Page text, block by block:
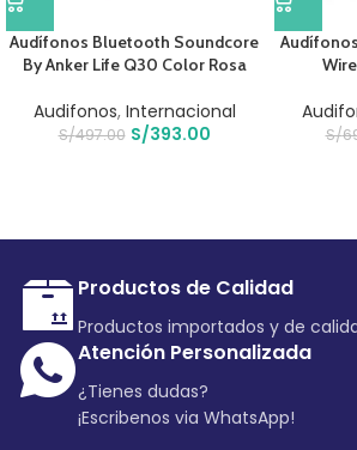
Audífonos Bluetooth Soundcore
By Anker Life Q30 Color Rosa
Audifonos, Internacional
S/497.00 S/393.00 S/
Productos de Calidad
Productos importados y de
Atención Personalizada
¿Tienes dudas?
¡Escribenos via WhatsApp!